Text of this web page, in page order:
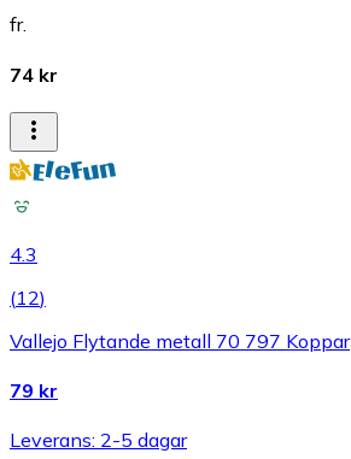
fr.
74 kr
4.3
(12)
Vallejo Flytande metall 70 797 Koppar
79 kr
Leverans: 2-5 dagar